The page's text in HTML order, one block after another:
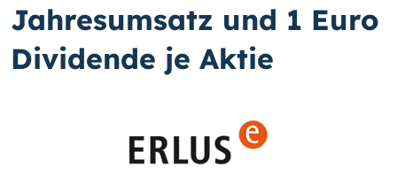
Jahresumsatz und 1 Euro
Dividende je Aktie